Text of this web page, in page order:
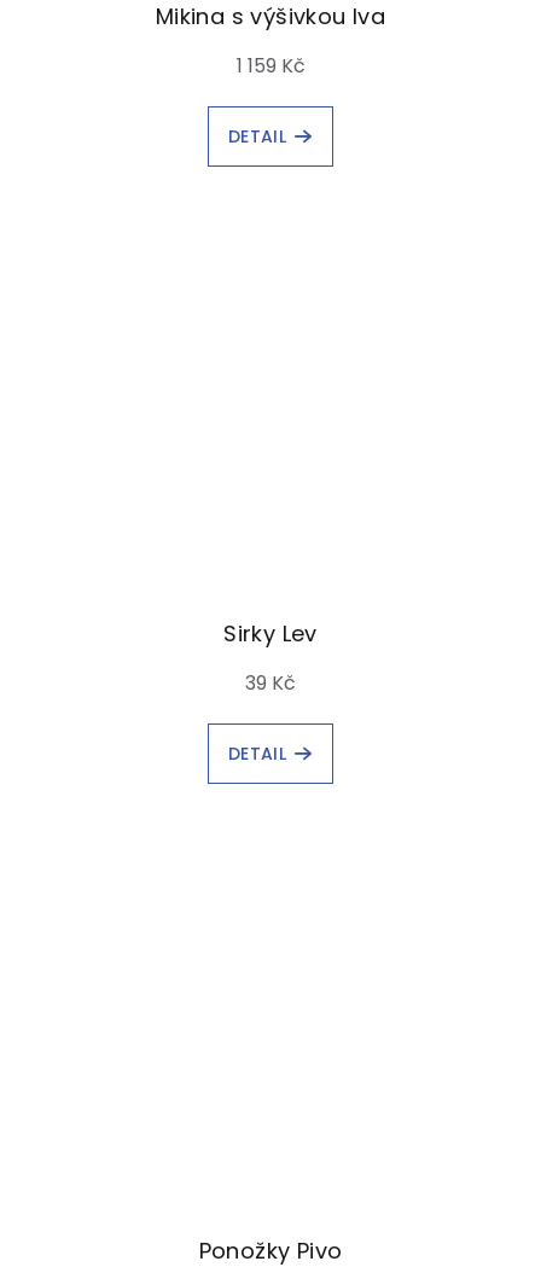
Mikina s výšivkou lva
1 159 Kč
DETAIL
Sirky Lev
39 Kč
DETAIL
Ponožky Pivo